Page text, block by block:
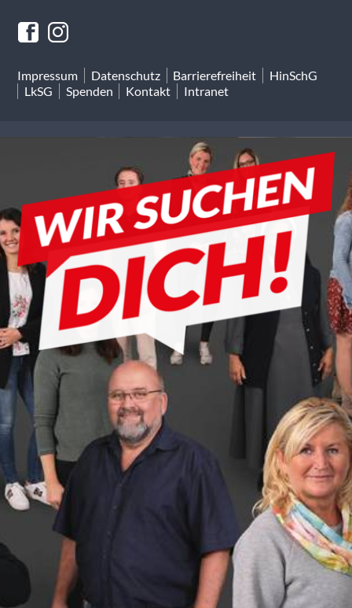
Impressum Datenschutz Barrierefreiheit
HinSchG
LkSG
Spenden Kontakt Intranet